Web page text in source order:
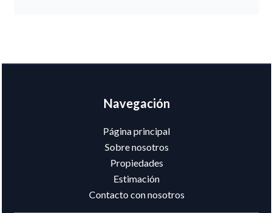
Navegación
Página principal
Sobre nosotros
Propiedades
Estimación
Contacto con nosotros